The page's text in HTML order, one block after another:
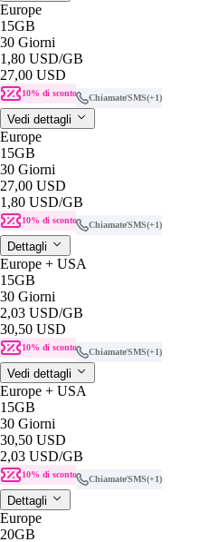
Europe
15GB
30 Giorni
1,80 USD/GB
27,00 USD
10% di sconto Chiamate/SMS(+1)
Vedi dettagli
Europe
15GB
30 Giorni
27,00 USD
1,80 USD/GB
10% di sconto Chiamate/SMS(+1)
Dettagli
Europe + USA
15GB
30 Giorni
2,03 USD/GB
30,50 USD
10% di sconto Chiamate/SMS(+1)
Vedi dettagli
Europe + USA
15GB
30 Giorni
30,50 USD
2,03 USD/GB
10% di sconto Chiamate/SMS(+1)
Dettagli
Europe
20GB